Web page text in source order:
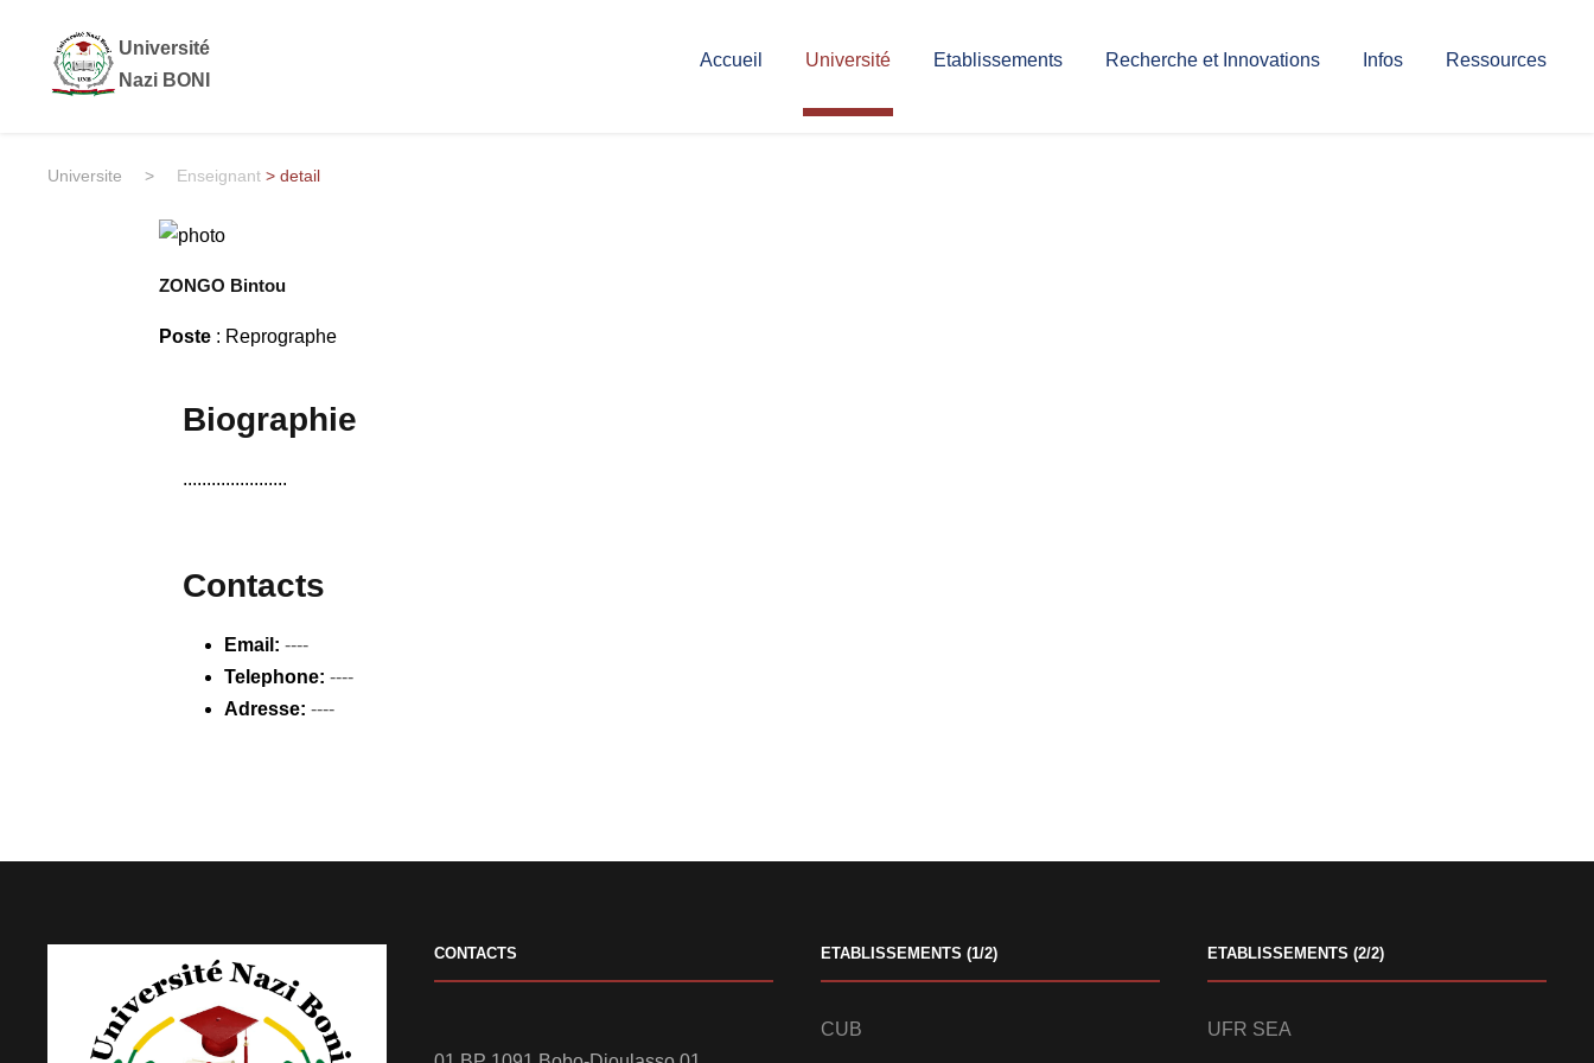
Université
Nazi BONI
Accueil Université Etablissements Recherche et Innovations Infos Ressources
Universite > Enseignant > detail
ZONGO Bintou
Poste : Reprographe
Biographie
......................
Contacts
Email: ----
Telephone: ----
Adresse: ----
CONTACTS ETABLISSEMENTS (1/2)
CUB
ETABLISSEMENTS (2/2)
UFR SEA